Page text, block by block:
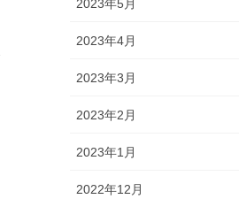
2023年5月
2023年4月
2023年3月
2023年2月
2023年1月
2022年12月